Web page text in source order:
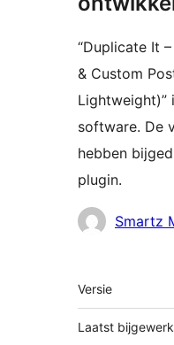
“Duplicate It
& Custom
Lightweight)”
software. De
hebben
plugin.
Bijdragers
Smartz
Meta
Versie
Laatst